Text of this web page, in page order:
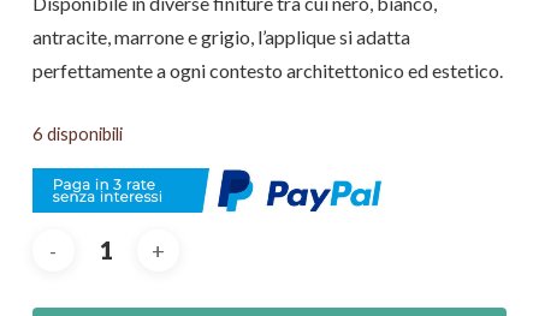
antracite, marrone e grigio, l’applique si adatta
perfettamente a ogni contesto architettonico ed estetico.
6 disponibili